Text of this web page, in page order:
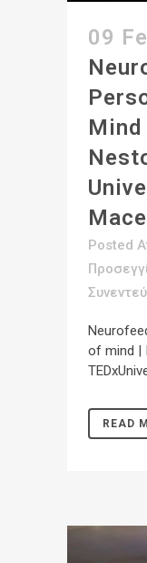
09
Mind
Posted
of mind |
READ